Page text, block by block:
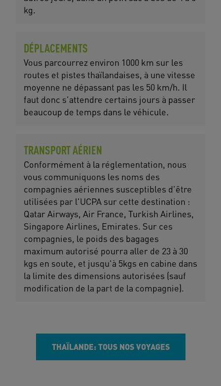
kg.
DÉPLACEMENTS
Vous parcourrez environ 1000 km sur les
routes et pistes thaïlandaises, à une vitesse
moyenne ne dépassant pas les 50 km/h. Il
faut donc s'attendre certains jours à passer
beaucoup de temps dans le véhicule.
TRANSPORT AÉRIEN
Conformément à la réglementation, nous
vous communiquons les noms des
compagnies aériennes susceptibles d'être
utilisées par l'UCPA sur cette destination :
Qatar Airways, Air France, Turkish Airlines,
Singapore Airlines, Emirates. Sur ces
compagnies, le poids des bagages
maximum autorisé pourra aller de 23 à 30
kgs en soute, et jusqu'à 5kgs en cabine dans
la limite des dimensions autorisées (sauf
modification de la part de la compagnie).
THAÏLANDE: TOUS NOS VOYAGES